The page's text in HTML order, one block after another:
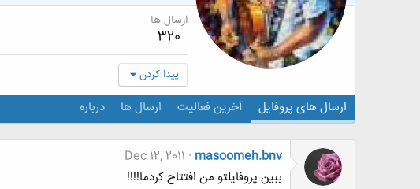
ارسال ها
320
پیدا کردن
ارسال های پروفایل آخرین فعالیت ارسال ها درباره
masoomeh.bnv
Dec 12, 2011
ببین پروفایلتو من افتتاح کردما!!!!